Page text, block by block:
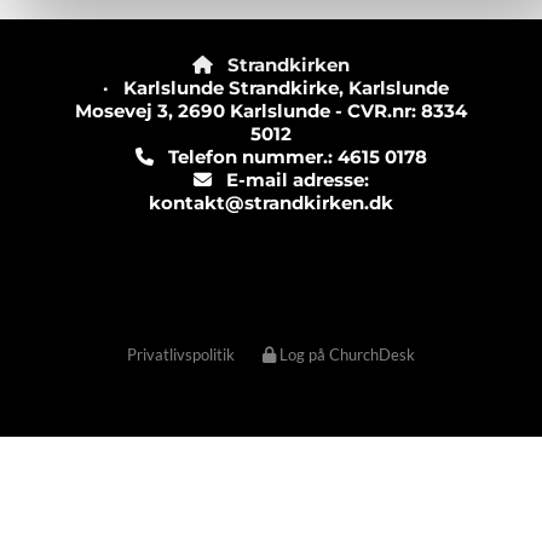

Strandkirken
· Karlslunde Strandkirke, Karlslunde
Mosevej 3, 2690 Karlslunde - CVR.nr: 8334
5012
Telefon nummer.: 4615 0178
E-mail adresse:
kontakt@strandkirken.dk
Privatlivspolitik Log på ChurchDesk